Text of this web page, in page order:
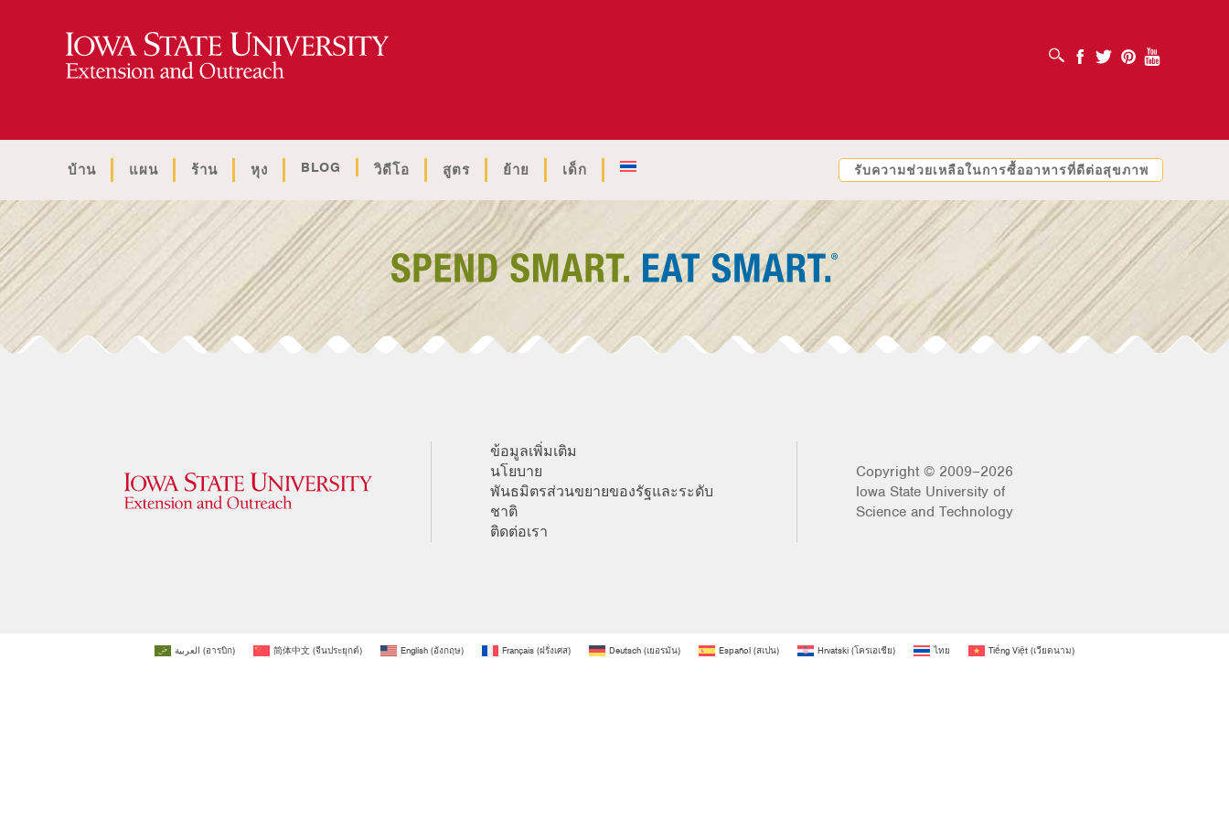
เปิดช่องค้นหา Facebook
Twitter PinterestYoutube
บ้าน แผน ร้าน หุง BLOG วิดีโอ สูตร ย้าย เด็ก รับความช่วยเหลือในการซื้ออาหารที่ดีต่อสุขภาพ
ข้อมูลเพิ่มเติม
นโยบาย
พันธมิตรส่วนขยายของรัฐและระดับ
ชาติ
ติดต่อเรา
Copyright © 2009–2026
Iowa State University of
Science and Technology
العربية (อารบิก) 简体中文 (จีนประยุกต์) English (อังกฤษ) Français (ฝรั่งเศส) Deutsch (เยอรมัน) Español (สเปน) Hrvatski (โครเอเชีย) ไทย Tiếng Việt (เวียดนาม)